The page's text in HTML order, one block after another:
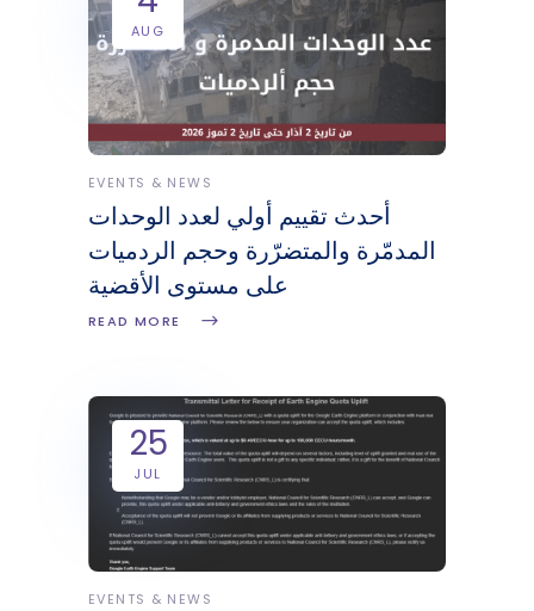
AUG
EVENTS & NEWS
أحدث تقييم أولي لعدد الوحدات
المدمّرة والمتضرّرة وحجم الردميات
على مستوى الأقضية
READ MORE
25
JUL
EVENTS & NEWS